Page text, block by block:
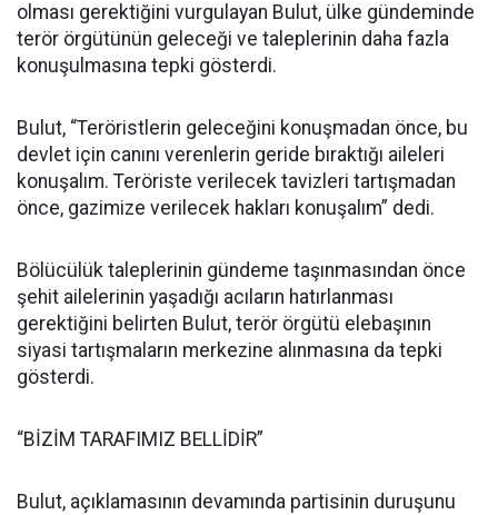
olması gerektiğini vurgulayan Bulut, ülke gündeminde
terör örgütünün geleceği ve taleplerinin daha fazla
konuşulmasına tepki gösterdi.
Bulut, “Teröristlerin geleceğini konuşmadan önce, bu
devlet için canını verenlerin geride bıraktığı aileleri
konuşalım. Teröriste verilecek tavizleri tartışmadan
önce, gazimize verilecek hakları konuşalım” dedi.
Bölücülük taleplerinin gündeme taşınmasından önce
şehit ailelerinin yaşadığı acıların hatırlanması
gerektiğini belirten Bulut, terör örgütü elebaşının
siyasi tartışmaların merkezine alınmasına da tepki
gösterdi.
“BİZİM TARAFIMIZ BELLİDİR”
Bulut, açıklamasının devamında partisinin duruşunu